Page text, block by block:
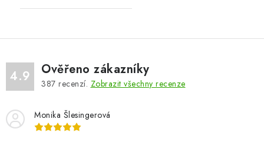
4.9 Ověřeno zákazníky
387 recenzí. Zobrazit všechny recenze
Monika Šlesingerová